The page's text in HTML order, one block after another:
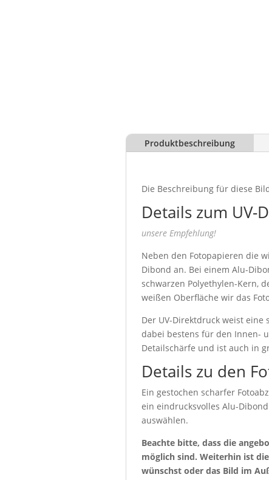
Produktbeschreibung
Die Beschreibung für diese
Details zum UV-
unsere Empfehlung!
Neben den Fotopapieren die
Dibond an. Bei einem Alu-
schwarzen Polyethylen-Kern,
weißen Oberfläche wir das
Der UV-Direktdruck weist
dabei bestens für den Innen-
Detailschärfe und ist auch in
Details zu den
Ein gestochen scharfer
ein eindrucksvolles Alu-
auswählen.
Beachte bitte, dass die
möglich sind. Weiterhin ist
wünschst oder das Bild im